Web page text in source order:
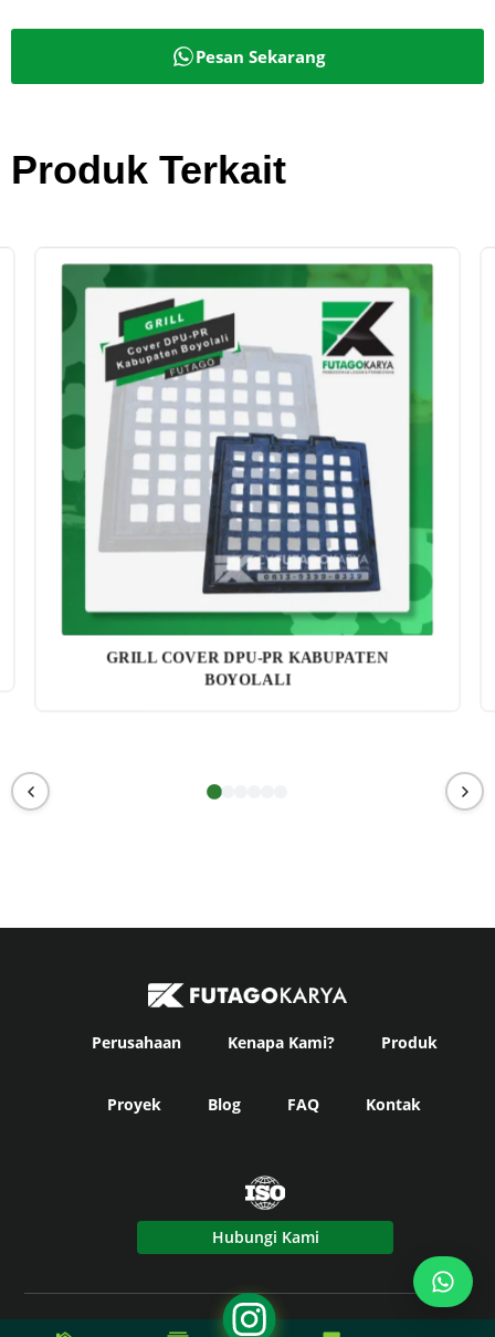
Pesan Sekarang
Produk Terkait
GRILL COVER DPU-PR KABUPATEN
BOYOLALI
Perusahaan Kenapa Kami? Produk
Proyek Blog FAQ Kontak
Hubungi Kami
© Copyright Futago Karya2024. All Rights Reserved -